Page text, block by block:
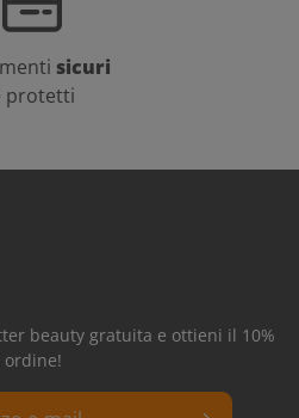
sicuri
protetti
beauty gratuita e ottieni il 10%
ordine!